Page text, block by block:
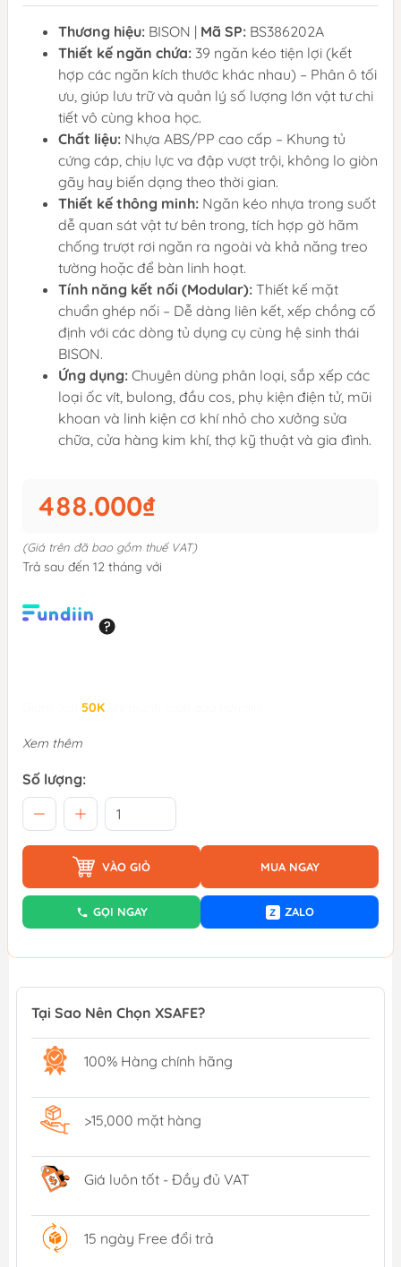
Thương hiệu: BISON | Mã SP: BS386202A
Thiết kế ngăn chứa: 39 ngăn kéo tiện lợi (kết
hợp các ngăn kích thước khác nhau) – Phân ô tối
ưu, giúp lưu trữ và quản lý số lượng lớn vật tư chi
tiết vô cùng khoa học.
Chất liệu: Nhựa ABS/PP cao cấp – Khung tủ
cứng cáp, chịu lực va đập vượt trội, không lo giòn
gãy hay biến dạng theo thời gian.
Thiết kế thông minh: Ngăn kéo nhựa trong suốt
dễ quan sát vật tư bên trong, tích hợp gờ hãm
chống trượt rơi ngăn ra ngoài và khả năng treo
tường hoặc để bàn linh hoạt.
Tính năng kết nối (Modular): Thiết kế mặt
chuẩn ghép nối – Dễ dàng liên kết, xếp chồng cố
định với các dòng tủ dụng cụ cùng hệ sinh thái
BISON.
Ứng dụng: Chuyên dùng phân loại, sắp xếp các
loại ốc vít, bulong, đầu cos, phụ kiện điện tử, mũi
khoan và linh kiện cơ khí nhỏ cho xưởng sửa
chữa, cửa hàng kim khí, thợ kỹ thuật và gia đình.
488.000₫
(Giá trên đã bao gồm thuế VAT)
Trả sau đến 12 tháng với
50K
Xem thêm
Số lượng:
VÀO GIỎ MUA NGAY
GỌI NGAY Z ZALO
Tại Sao Nên Chọn XSAFE?
100% Hàng chính hãng
>15,000 mặt hàng
Giá luôn tốt - Đầy đủ VAT
15 ngày Free đổi trả